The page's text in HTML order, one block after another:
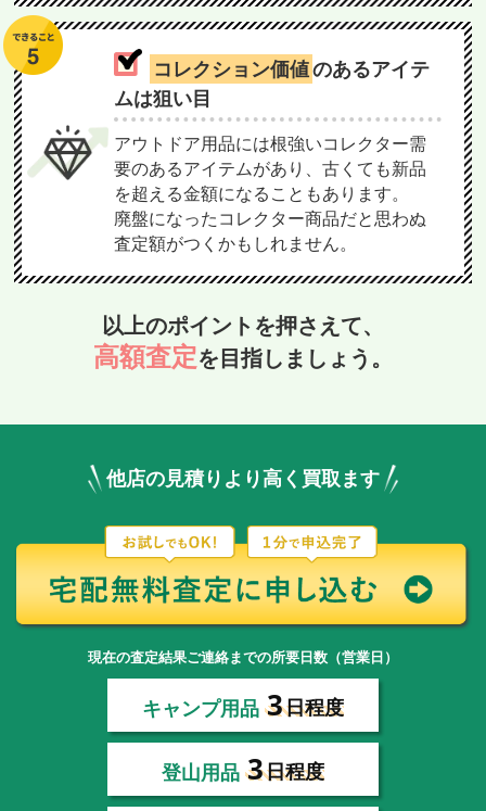
コレクション価値のあるアイテ
ムは狙い目
アウトドア用品には根強いコレクター需
要のあるアイテムがあり、古くても新品
を超える金額になることもあります。
廃盤になったコレクター商品だと思わぬ
査定額がつくかもしれません。
以上のポイントを押さえて、
高額査定を目指しましょう。
他店の見積りより高く買取ます
現在の査定結果ご連絡までの所要日数（営業日）
キャンプ用品 3日程度
登山用品 3日程度